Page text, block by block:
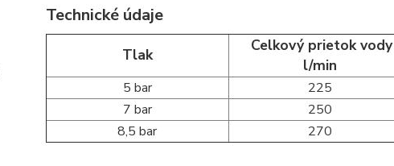
Technické údaje
Tlak
Celkový prietok vody
l/min
5 bar 225
7 bar
250
8,5 bar
270